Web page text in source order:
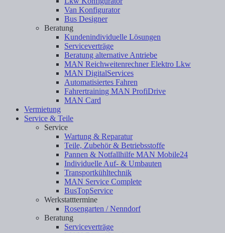
Van Konfigurator
Bus Designer
Beratung
Kundenindividuelle Lösungen
Serviceverträge
Beratung alternative Antriebe
MAN Reichweitenrechner Elektro Lkw
MAN DigitalServices
Automatisiertes Fahren
Fahrertraining MAN ProfiDrive
MAN Card
Vermietung
Service & Teile
Service
Wartung & Reparatur
Teile, Zubehör & Betriebsstoffe
Pannen & Notfallhilfe MAN Mobile24
Individuelle Auf- & Umbauten
Transportkühltechnik
MAN Service Complete
BusTopService
Werkstatttermine
Rosengarten / Nenndorf
Beratung
Serviceverträge